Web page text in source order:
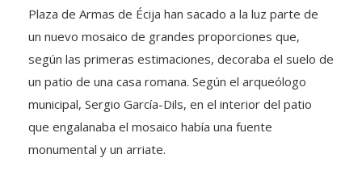
Plaza de Armas de Écija han sacado a la luz parte de
un nuevo mosaico de grandes proporciones que,
según las primeras estimaciones, decoraba el suelo de
un patio de una casa romana. Según el arqueólogo
municipal, Sergio García-Dils, en el interior del patio
que engalanaba el mosaico había una fuente
monumental y un arriate.